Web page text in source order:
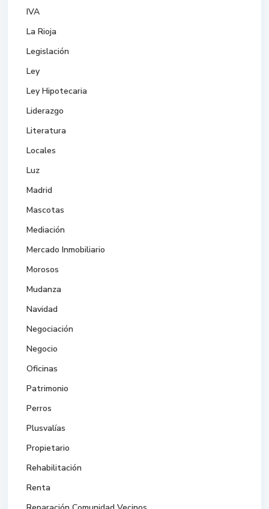
IVA
La Rioja
Legislación
Ley
Ley Hipotecaria
Liderazgo
Literatura
Locales
Luz
Madrid
Mascotas
Mediación
Mercado Inmobiliario
Morosos
Mudanza
Navidad
Negociación
Negocio
Oficinas
Patrimonio
Perros
Plusvalías
Propietario
Rehabilitación
Renta